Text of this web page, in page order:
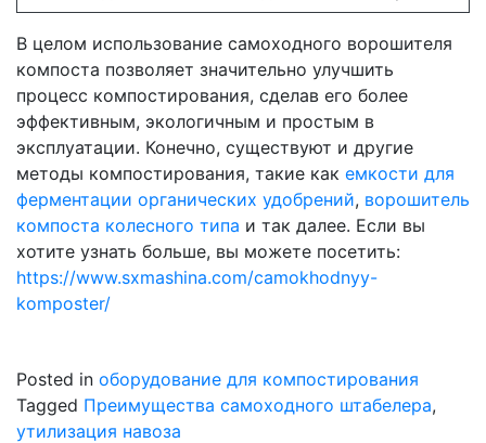
В целом использование самоходного ворошителя
компоста позволяет значительно улучшить
процесс компостирования, сделав его более
эффективным, экологичным и простым в
эксплуатации. Конечно, существуют и другие
методы компостирования, такие как емкости для
ферментации органических удобрений, ворошитель
компоста колесного типа и так далее. Если вы
хотите узнать больше, вы можете посетить:
https://www.sxmashina.com/camokhodnyy-
komposter/
Posted in оборудование для компостирования
Tagged Преимущества самоходного штабелера,
утилизация навоза